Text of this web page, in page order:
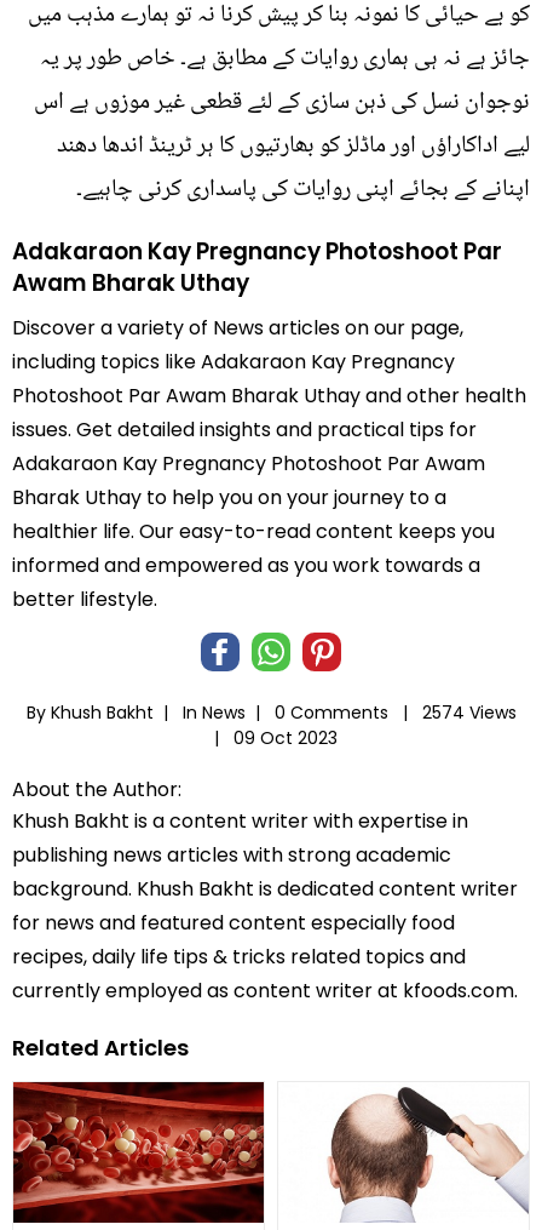
کو بے حیائی کا نمونہ بنا کر پیش کرنا نہ تو ہمارے مذہب میں
جائز ہے نہ ہی ہماری روایات کے مطابق ہے۔ خاص طور پر یہ
نوجوان نسل کی ذہن سازی کے لئے قطعی غیر موزوں ہے اس
لیے اداکاراؤں اور ماڈلز کو بھارتیوں کا ہر ٹرینڈ اندھا دھند
اپنانے کے بجائے اپنی روایات کی پاسداری کرنی چاہیے۔
Adakaraon Kay Pregnancy Photoshoot Par
Awam Bharak Uthay
Discover a variety of News articles on our page,
including topics like Adakaraon Kay Pregnancy
Photoshoot Par Awam Bharak Uthay and other health
issues. Get detailed insights and practical tips for
Adakaraon Kay Pregnancy Photoshoot Par Awam
Bharak Uthay to help you on your journey to a
healthier life. Our easy-to-read content keeps you
informed and empowered as you work towards a
better lifestyle.
By Khush Bakht | In News | 0 Comments |
2574 Views
|
09 Oct 2023
About the Author:
Khush Bakht is a content writer with expertise in
publishing news articles with strong academic
background. Khush Bakht is dedicated content writer
for news and featured content especially food
recipes, daily life tips & tricks related topics and
currently employed as content writer at kfoods.com.
Related Articles